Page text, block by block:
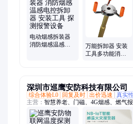
电动烟感拆装器
消防烟感温感电
万能拆卸器 安装
工具多功能消防
深圳市巡鹰安防科技有限公司
综合体验L0
回复及时 出价迅速 真实
主营： 智慧养老、门磁、4G烟感、燃气
红外报警器、电力报警器、烟雾报警器、
位水浸报警器、语音呼叫器、紧急按钮、